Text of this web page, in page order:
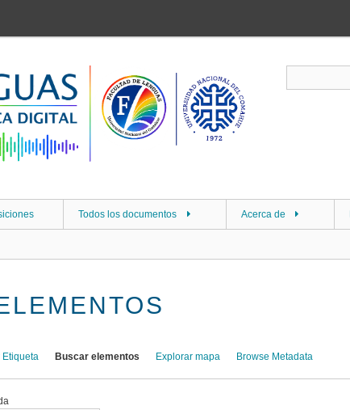
Todos los documentos Acerca de
Buscar elementos Explorar mapa Browse Metadata